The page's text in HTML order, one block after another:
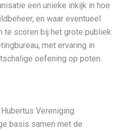
een unieke inkijk in hoe
en waar eventueel
te scoren bij het grote publiek.
met ervaring in
oefening op poten.
Vereniging
basis samen met de